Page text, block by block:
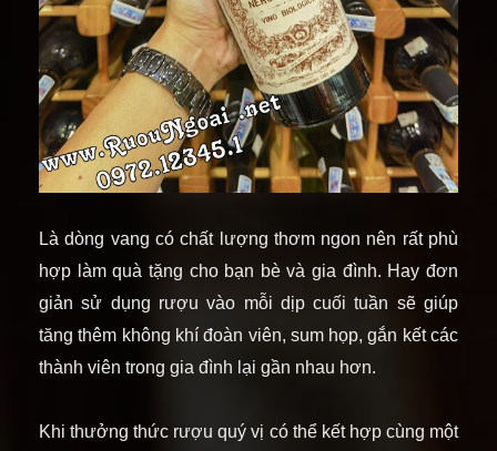
Là dòng vang có chất lượng thơm ngon nên rất phù
hợp làm quà tặng cho bạn bè và gia đình. Hay đơn
giản sử dụng rượu vào mỗi dịp cuối tuần sẽ giúp
tăng thêm không khí đoàn viên, sum họp, gắn kết các
thành viên trong gia đình lại gần nhau hơn.
Khi thưởng thức rượu quý vị có thể kết hợp cùng một